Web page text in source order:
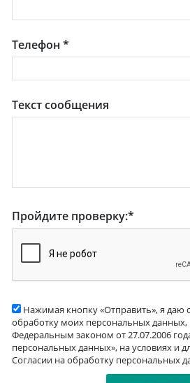
Телефон*
Текст сообщения
Пройдите проверку:*
Нажимая кнопку «Отправить», я даю
обработку моих персональных данных,
Федеральным законом от 27.07.2006
персональных данных», на условиях и
Согласии на обработку персональных